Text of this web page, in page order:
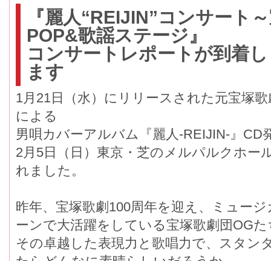
『麗人“REIJIN”コンサート
POP&歌謡ステージ』
コンサートレポートが到着
ます
1月21日（水）にリリースされた元宝塚
による
男唄カバーアルバム『麗人-REIJIN-』CD
2月5日（日）東京・芝のメルパルクホー
れました。
昨年、宝塚歌劇100周年を迎え、ミュー
ーンで大活躍をしている宝塚歌劇団OGた
その卓越した表現力と歌唱力で、スタン